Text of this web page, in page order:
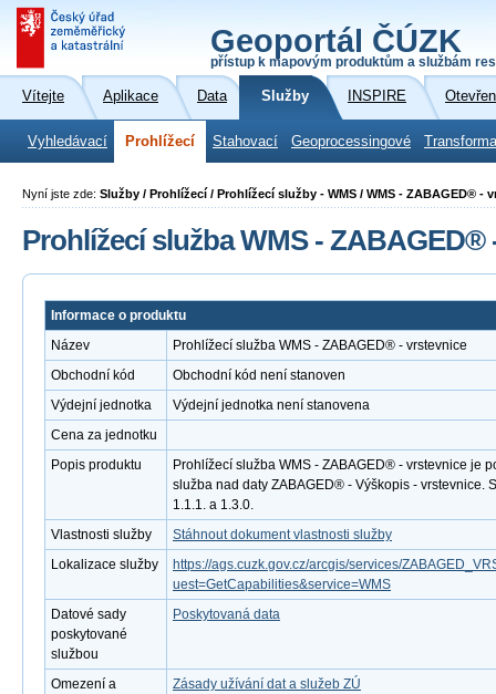
Geoportál ČÚZK
přístup k mapovým produktům a službám
Vítejte Aplikace Data Služby INSPIRE
Vyhledávací Prohlížecí Stahovací Geoprocessingové
Nyní jste zde: Služby / Prohlížecí / Prohlížecí služby - WMS / WMS - ZABAGED® -
Prohlížecí služba WMS - ZABAGED®
Informace o produktu
Název
Prohlížecí služba WMS - ZABAGED® - vrstevnice
Obchodní kód
Obchodní kód není stanoven
Výdejní jednotka
Výdejní jednotka není stanovena
Cena za jednotku
Popis produktu
Prohlížecí služba WMS - ZABAGED® - vrstevnice je
služba nad daty ZABAGED® - Výškopis - vrstevnice.
1.1.1. a 1.3.0.
Vlastnosti služby
Stáhnout dokument vlastnosti služby
Lokalizace služby
https://ags.cuzk.gov.cz/arcgis/services/
uest=GetCapabilities&service=WMS
Datové sady
poskytované
službou
Poskytovaná data
Omezení a
Zásady užívání dat a služeb ZÚ